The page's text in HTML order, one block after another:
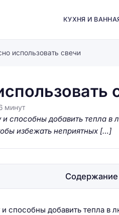
КУХНЯ И
использовать свечи
минут
способны добавить тепла в
избежать неприятных […]
способны добавить тепла в
Содержание